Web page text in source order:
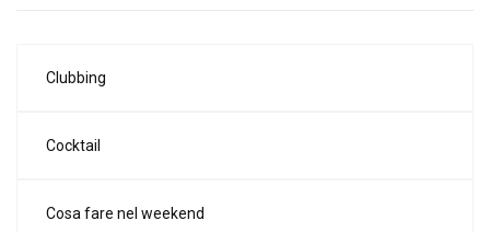
Clubbing
Cocktail
Cosa fare nel weekend